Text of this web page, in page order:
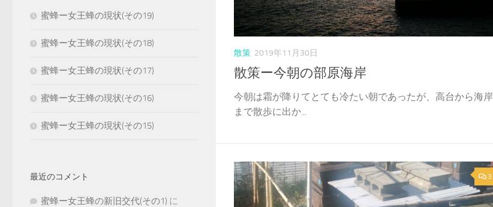
散策 2019年11月30日
散策ー今朝の部原海岸
今朝は霜が降りてとても冷たい朝であったが、高台から海岸
まで散歩に出か...
3
蜜蜂ー女王蜂の現状(その19)
蜜蜂ー女王蜂の現状(その18)
蜜蜂ー女王蜂の現状(その17)
蜜蜂ー女王蜂の現状(その16)
蜜蜂ー女王蜂の現状(その15)
最近のコメント
蜜蜂ー女王蜂の新旧交代(その1) に